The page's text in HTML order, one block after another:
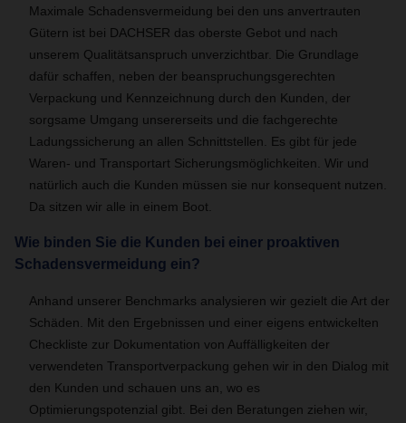
Maximale Schadensvermeidung bei den uns anvertrauten
Gütern ist bei DACHSER das oberste Gebot und nach
unserem Qualitätsanspruch unverzichtbar. Die Grundlage
dafür schaffen, neben der beanspruchungsgerechten
Verpackung und Kennzeichnung durch den Kunden, der
sorgsame Umgang unsererseits und die fachgerechte
Ladungssicherung an allen Schnittstellen. Es gibt für jede
Waren- und Transportart Sicherungsmöglichkeiten. Wir und
natürlich auch die Kunden müssen sie nur konsequent nutzen.
Da sitzen wir alle in einem Boot.
Wie binden Sie die Kunden bei einer proaktiven
Schadensvermeidung ein?
Anhand unserer Benchmarks analysieren wir gezielt die Art der
Schäden. Mit den Ergebnissen und einer eigens entwickelten
Checkliste zur Dokumentation von Auffälligkeiten der
verwendeten Transportverpackung gehen wir in den Dialog mit
den Kunden und schauen uns an, wo es
Optimierungspotenzial gibt. Bei den Beratungen ziehen wir,